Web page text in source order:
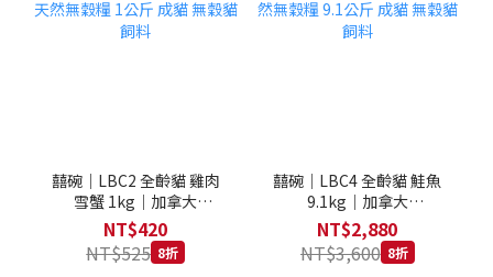
囍碗｜LBC2 全齡貓 雞肉
雪蟹 1kg｜加拿大
Loveabowl 天然無穀糧 1
公斤 成貓 無穀貓飼料
NT$420
NT$525 8折
囍碗｜LBC4 全齡貓 鮭魚
9.1kg｜加拿大
Loveabowl 天然無穀糧
9.1公斤 成貓 無穀貓飼料
NT$2,880
NT$3,600 8折